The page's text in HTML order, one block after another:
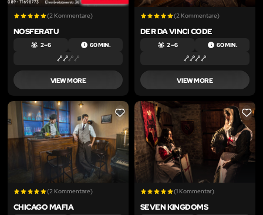
(2 Kommentare)
NOSFERATU
2 – 6 60 MIN.
VIEW MORE
(2 Kommentare)
DER DA VINCI CODE
2 – 6 60 MIN.
VIEW MORE
LIKE
(2 Kommentare)
CHICAGO MAFIA
LIKE
(1 Kommentar)
SEVEN KINGDOMS